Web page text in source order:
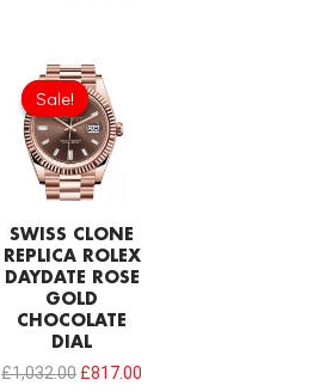
Sale!
Sale!
SWISS CLONE
REPLICA ROLEX
DAYDATE ROSE
GOLD
CHOCOLATE
DIAL
£1,032.00
Original
price
was:
£1,032.00.
£817.00